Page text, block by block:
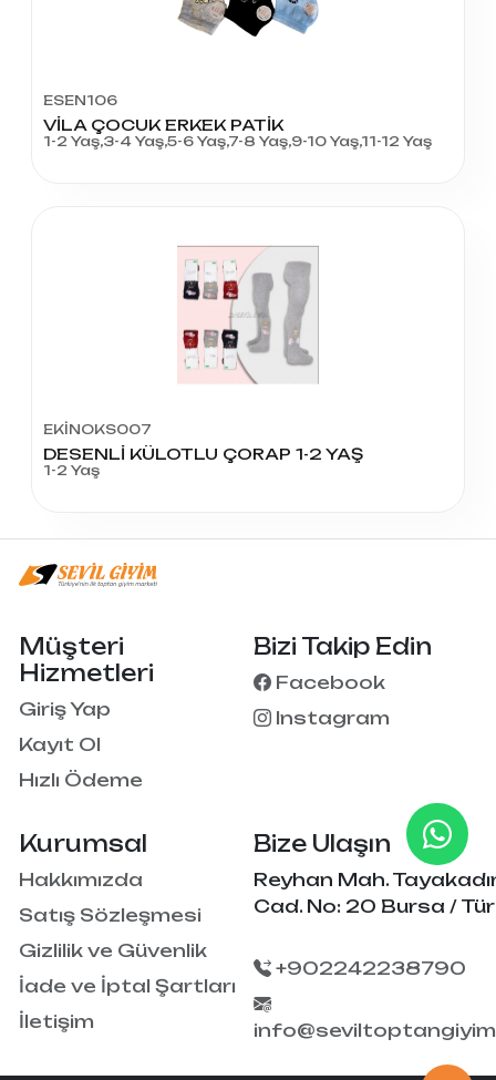
ESEN106
VİLA ÇOCUK ERKEK PATİK
1-2 Yaş,3-4 Yaş,5-6 Yaş,7-8 Yaş,9-10 Yaş,11-12 Yaş
EKİNOKS007
DESENLİ KÜLOTLU ÇORAP 1-2 YAŞ
1-2 Yaş
Kurumsal
Hakkımızda
Satış Sözleşmesi
Gizlilik ve Güvenlik
İade ve İptal Şartları
İletişim
Müşteri
Hizmetleri
Giriş Yap
Kayıt Ol
Hızlı Ödeme
Bizi Takip Edin
Facebook
Instagram
Bize Ulaşın
Reyhan Mah.
Cad. No: 20 Bursa /
+902242238790